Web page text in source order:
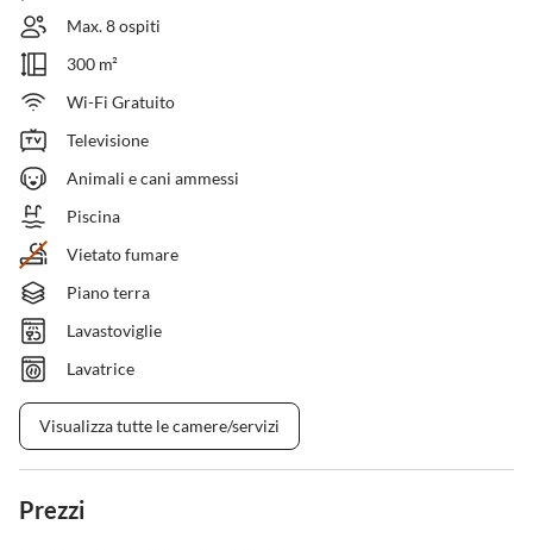
Max. 8 ospiti
300 m²
Wi-Fi Gratuito
Televisione
Animali e cani ammessi
Piscina
Vietato fumare
Piano terra
Lavastoviglie
Lavatrice
Visualizza tutte le camere/servizi
Prezzi